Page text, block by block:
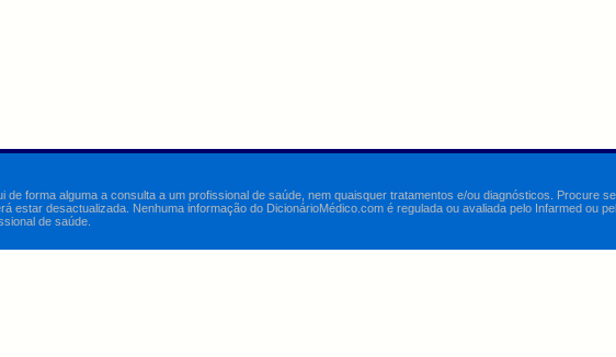
de forma alguma a consulta a um profissional de saúde, nem quaisquer tratamentos e/ou diagnósticos. Procure
estar desactualizada. Nenhuma informação do DicionárioMédico.com é regulada ou avaliada pelo Infarmed ou
de saúde.